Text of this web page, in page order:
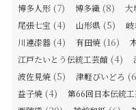
博多人形 (7) 博多織 (8) 大
尾張七宝 (4) 山形県 (5) 岐
川連漆器 (4) 有田焼 (16)
江戸たいとう伝統工芸館 (4)
波佐見焼 (5) 津軽びいどろ
益子焼 (4) 第66回日本伝統